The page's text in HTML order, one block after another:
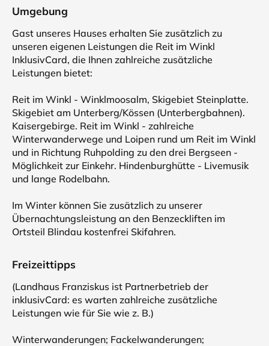
Umgebung
Gast unseres Hauses erhalten Sie zusätzlich zu
unseren eigenen Leistungen die Reit im Winkl
InklusivCard, die Ihnen zahlreiche zusätzliche
Leistungen bietet:
Reit im Winkl - Winklmoosalm, Skigebiet Steinplatte.
Skigebiet am Unterberg/Kössen (Unterbergbahnen).
Kaisergebirge. Reit im Winkl - zahlreiche
Winterwanderwege und Loipen rund um Reit im Winkl
und in Richtung Ruhpolding zu den drei Bergseen -
Möglichkeit zur Einkehr. Hindenburghütte - Livemusik
und lange Rodelbahn.
Im Winter können Sie zusätzlich zu unserer
Übernachtungsleistung an den Benzeckliften im
Ortsteil Blindau kostenfrei Skifahren.
Freizeittipps
(Landhaus Franziskus ist Partnerbetrieb der
inklusivCard: es warten zahlreiche zusätzliche
Leistungen wie für Sie wie z. B.)
Winterwanderungen; Fackelwanderungen;